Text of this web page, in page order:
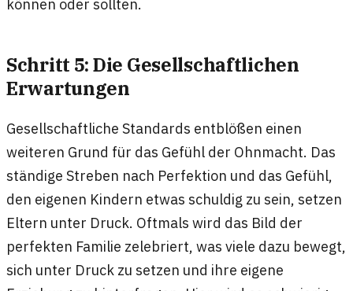
können oder sollten.
Schritt 5: Die Gesellschaftlichen
Erwartungen
Gesellschaftliche Standards entblößen einen
weiteren Grund für das Gefühl der Ohnmacht. Das
ständige Streben nach Perfektion und das Gefühl,
den eigenen Kindern etwas schuldig zu sein, setzen
Eltern unter Druck. Oftmals wird das Bild der
perfekten Familie zelebriert, was viele dazu bewegt,
sich unter Druck zu setzen und ihre eigene